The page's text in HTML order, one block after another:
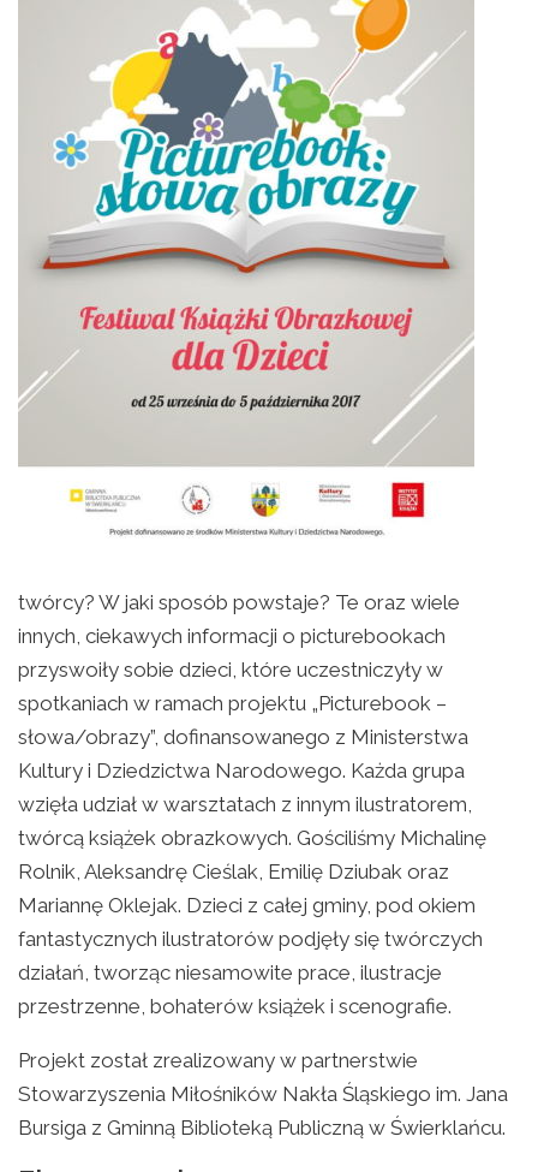
twórcy? W jaki sposób powstaje? Te oraz wiele
innych, ciekawych informacji o picturebookach
przyswoiły sobie dzieci, które uczestniczyły w
spotkaniach w ramach projektu „Picturebook –
słowa/obrazy”, dofinansowanego z Ministerstwa
Kultury i Dziedzictwa Narodowego. Każda grupa
wzięła udział w warsztatach z innym ilustratorem,
twórcą książek obrazkowych. Gościliśmy Michalinę
Rolnik, Aleksandrę Cieślak, Emilię Dziubak oraz
Mariannę Oklejak. Dzieci z całej gminy, pod okiem
fantastycznych ilustratorów podjęły się twórczych
działań, tworząc niesamowite prace, ilustracje
przestrzenne, bohaterów książek i scenografie.
Projekt został zrealizowany w partnerstwie
Stowarzyszenia Miłośników Nakła Śląskiego im. Jana
Bursiga z Gminną Biblioteką Publiczną w Świerklańcu.